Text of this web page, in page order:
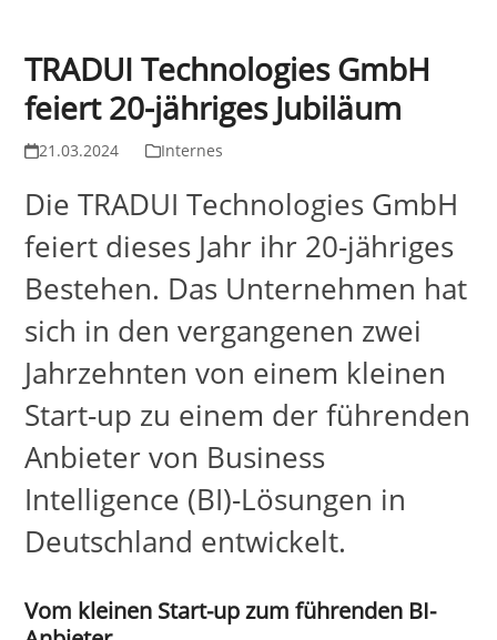
TRADUI Technologies GmbH
feiert 20-jähriges Jubiläum
21.03.2024 Internes
Die TRADUI Technologies GmbH
feiert dieses Jahr ihr 20-jähriges
Bestehen. Das Unternehmen hat
sich in den vergangenen zwei
Jahrzehnten von einem kleinen
Start-up zu einem der führenden
Anbieter von Business
Intelligence (BI)-Lösungen in
Deutschland entwickelt.
Vom kleinen Start-up zum führenden BI-